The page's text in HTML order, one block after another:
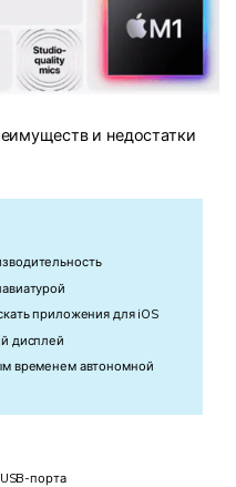
и недостатки
приложения для iOS
дисплей
временем автономной
порта